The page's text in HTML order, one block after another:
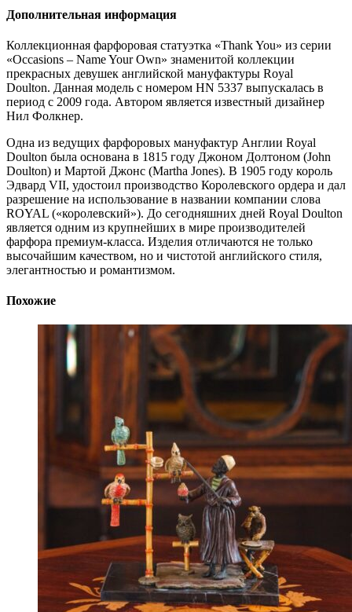
Дополнительная информация
Коллекционная фарфоровая статуэтка «Thank You» из серии
«Occasions – Name Your Own» знаменитой коллекции
прекрасных девушек английской мануфактуры Royal
Doulton. Данная модель с номером HN 5337 выпускалась в
период с 2009 года. Автором является известный дизайнер
Нил Фолкнер.
Одна из ведущих фарфоровых мануфактур Англии Royal
Doulton была основана в 1815 году Джоном Долтоном (John
Doulton) и Мартой Джонс (Martha Jones). В 1905 году король
Эдвард VII, удостоил производство Королевского ордера и дал
разрешение на использование в названии компании слова
ROYAL («королевский»). До сегодняшних дней Royal Doulton
является одним из крупнейших в мире производителей
фарфора премиум-класса. Изделия отличаются не только
высочайшим качеством, но и чистотой английского стиля,
элегантностью и романтизмом.
Похожие